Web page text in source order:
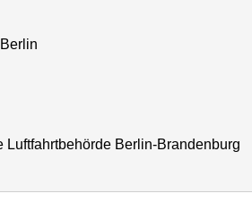
Luftfahrtbehörde Berlin-Brandenburg